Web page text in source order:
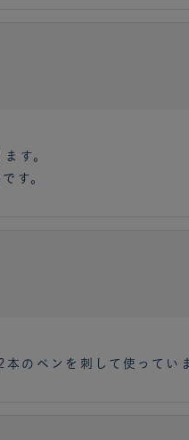
す。
す。
のペンを刺して使ってい